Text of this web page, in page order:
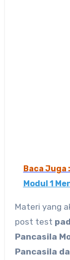
Baca Juga :
Modul 1
Materi yang
post test
Pancasila
Pancasila